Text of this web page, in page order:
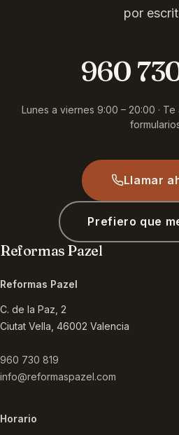
por
960
Lunes a viernes 9:00 – 20:00 ·
Llamar
Prefiero que
Reformas Pazel
Reformas Pazel
C. de la Paz, 2
Ciutat Vella 46002 Valencia
960 730 819
info@reformaspazel.com
Horario